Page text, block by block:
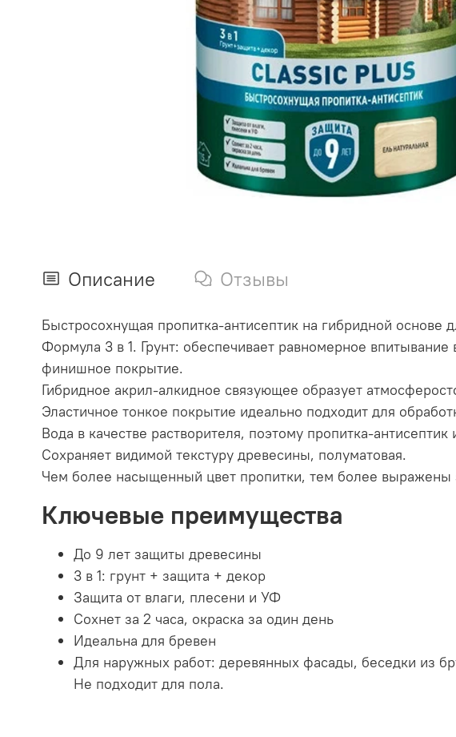
Описание Отзывы
Быстросохнущая пропитка-антисептик на гибридной основе
Формула 3 в 1. Грунт: обеспечивает равномерное
финишное покрытие.
Гибридное акрил-алкидное связующее образует
Эластичное тонкое покрытие идеально подходит для
Вода в качестве растворителя, поэтому пропитка-
Сохраняет видимой текстуру древесины, полуматовая.
Чем более насыщенный цвет пропитки, тем более выражены
Ключевые преимущества
До 9 лет защиты древесины
3 в 1: грунт + защита + декор
Защита от влаги, плесени и УФ
Сохнет за 2 часа, окраска за один день
Идеальна для бревен
Для наружных работ: деревянных фасады, беседки из
Не подходит для пола.